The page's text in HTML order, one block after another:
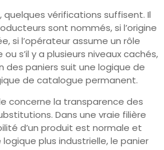
quelques vérifications suffisent. Il
sont nommés, si l’origine
si l’opérateur assume un rôle
s’il y a plusieurs niveaux cachés,
des paniers suit une logique de
de catalogue permanent.
concerne la transparence des
Dans une vraie filière
d’un produit est normale et
logique plus industrielle, le panier